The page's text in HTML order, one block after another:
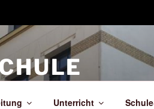
Unterricht